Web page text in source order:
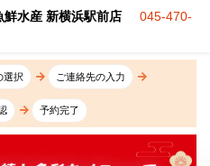
鮮水産 新横浜駅前店
045-470-
選択 ご連絡先の入力
予約完了